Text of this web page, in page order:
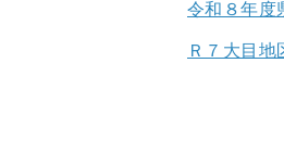
令和８年度
Ｒ７大目